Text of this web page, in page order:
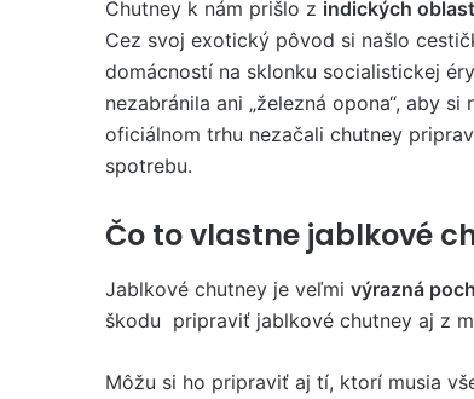
Chutney k nám prišlo z indických
Cez svoj exotický pôvod si našlo
domácností na sklonku socialistickej
nezabránila ani „železná opona“, aby si
oficiálnom trhu nezačali chutney
spotrebu.
Čo to vlastne jablkové
Jablkové chutney je veľmi výrazná
škodu pripraviť jablkové chutney aj z
Môžu si ho pripraviť aj tí, ktorí musia